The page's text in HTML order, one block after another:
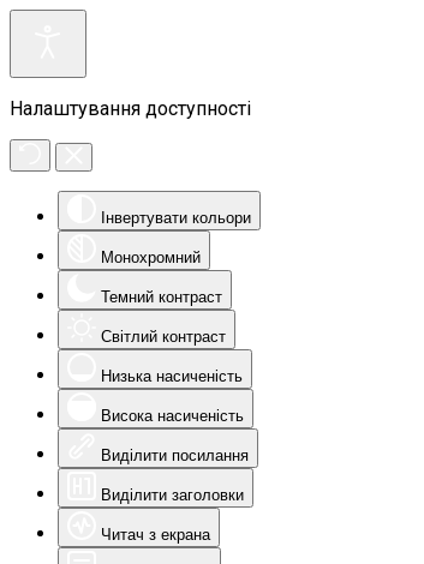
Налаштування доступності
Інвертувати кольори
Монохромний
Темний контраст
Світлий контраст
Низька насиченість
Висока насиченість
Виділити посилання
Виділити заголовки
Читач з екрана